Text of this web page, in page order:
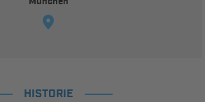
HISTORIE